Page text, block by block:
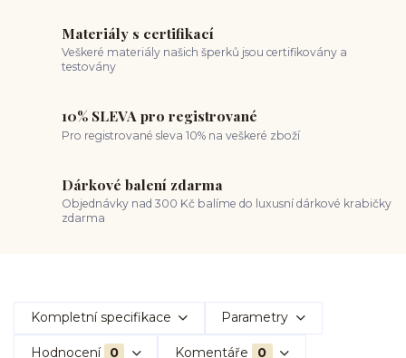
Materiály s certifikací
Veškeré materiály našich šperků jsou certifikovány a
testovány
10% SLEVA pro registrované
Pro registrované sleva 10% na veškeré zboží
Dárkové balení zdarma
Objednávky nad 300 Kč balíme do luxusní dárkové krabičky
zdarma
Kompletní specifikace Parametry
Hodnocení 0 Komentáře 0